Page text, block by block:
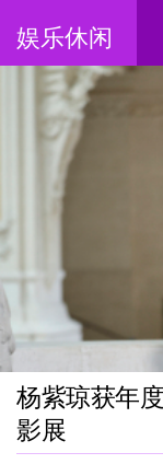
娱乐休闲
杨紫琼获年
影展